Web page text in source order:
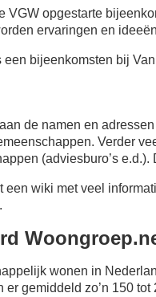
VGW opgestarte
ervaringen en
een bijeenkomsten bij
de namen en
Verder
(adviesburo’s
een wiki met veel
wonen in
er gemiddeld zo’n 150